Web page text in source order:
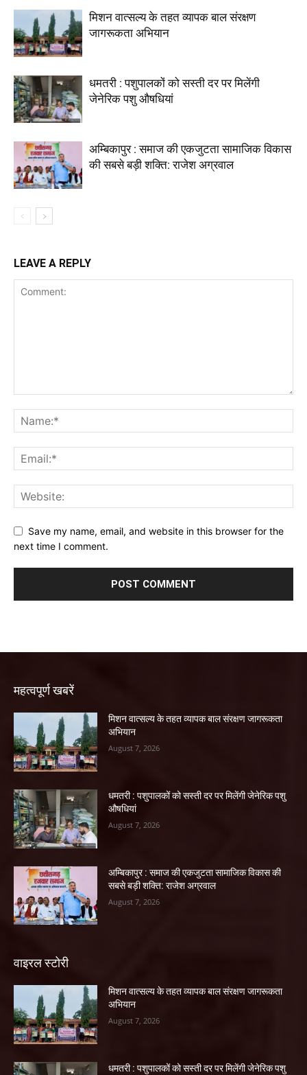
मिशन वात्सल्य के तहत व्यापक बाल संरक्षण
जागरूकता अभियान
धमतरी : पशुपालकों को सस्ती दर पर मिलेंगी
जेनेरिक पशु औषधियां
अम्बिकापुर : समाज की एकजुटता सामाजिक विकास
की सबसे बड़ी शक्ति: राजेश अग्रवाल
LEAVE A REPLY
Save my name, email, and website in this browser for the
next time I comment.
महत्वपूर्ण खबरें
मिशन वात्सल्य के तहत व्यापक बाल संरक्षण जागरूकता
अभियान
August 7, 2026
धमतरी : पशुपालकों को सस्ती दर पर मिलेंगी जेनेरिक पशु
औषधियां
August 7, 2026
अम्बिकापुर : समाज की एकजुटता सामाजिक विकास की
सबसे बड़ी शक्ति: राजेश अग्रवाल
August 7, 2026
वाइरल स्टोरी
मिशन वात्सल्य के तहत व्यापक बाल संरक्षण जागरूकता
अभियान
August 7, 2026
धमतरी : पशुपालकों को सस्ती दर पर मिलेंगी जेनेरिक पशु